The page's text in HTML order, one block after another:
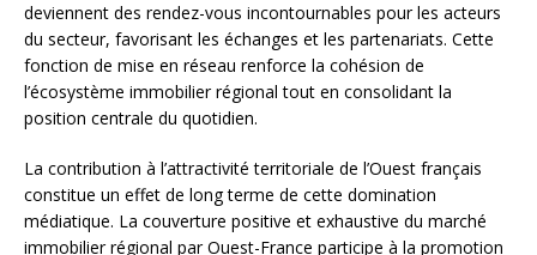
deviennent des rendez-vous incontournables pour les acteurs
du secteur, favorisant les échanges et les partenariats. Cette
fonction de mise en réseau renforce la cohésion de
l’écosystème immobilier régional tout en consolidant la
position centrale du quotidien.
La contribution à l’attractivité territoriale de l’Ouest français
constitue un effet de long terme de cette domination
médiatique. La couverture positive et exhaustive du marché
immobilier régional par Ouest-France participe à la promotion